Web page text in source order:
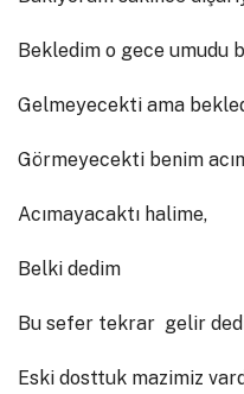
Bekledim o gece umudu
Gelmeyecekti ama
Görmeyecekti benim
Acımayacaktı halime,
Belki dedim
Bu sefer tekrar gelir
Eski dosttuk mazimiz